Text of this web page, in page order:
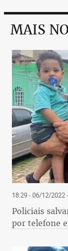
MAIS
18:29 - 06/12/2022
Policiais
por telefone